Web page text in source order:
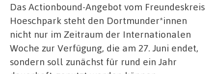
Das Actionbound-Angebot vom Freundeskreis
Hoeschpark steht den Dortmunder*innen
nicht nur im Zeitraum der Internationalen
Woche zur Verfügung, die am 27. Juni endet,
sondern soll zunächst für rund ein Jahr